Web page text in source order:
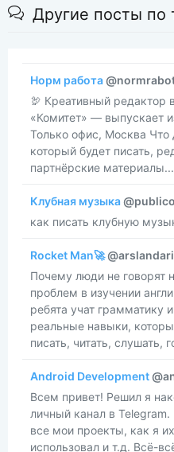
Другие посты по
Норм работа
🦃 Креативный редактор
«Комитет» — выпускает
Только офис, Москва
который будет писать,
партнёрские материалы...
Клубная музыка
как писать клубную
Rocket Man🚀
Почему люди не говорят
проблем в изучении
ребята учат грамматику
реальные навыки,
писать, читать, слушать,
Android Development
Всем привет! Решил я
личный канал в Telegram.
все мои проекты, как я
использовал и т.д. Всё-